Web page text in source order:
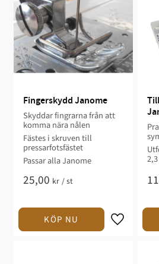
Fingerskydd Janome
Skyddar fingrarna från att
komma nära nålen
Fästes i skruven till
pressarfotsfästet
Passar alla Janome
25,00 kr /st
2,3​